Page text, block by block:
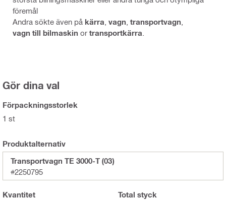
föremål
Andra sökte även på kärra vagn transportvagn
vagn till bilmaskin or transportkärra
Gör dina val
Förpackningsstorlek
1 st
Produktalternativ
Transportvagn TE 3000-T (03)
#2250795
Kvantitet Total styck